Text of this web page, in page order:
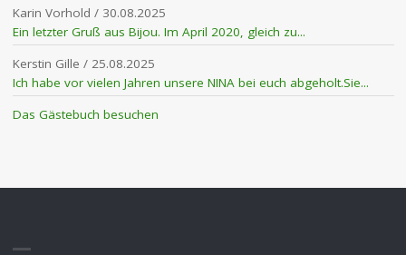
Karin Vorhold / 30.08.2025
Ein letzter Gruß aus Bijou. Im April 2020, gleich zu...
Kerstin Gille / 25.08.2025
Ich habe vor vielen Jahren unsere NINA bei euch abgeholt.Sie...
Das Gästebuch besuchen